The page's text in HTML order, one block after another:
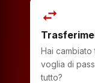
swap_horiz
Hai
voglia di
tutto?